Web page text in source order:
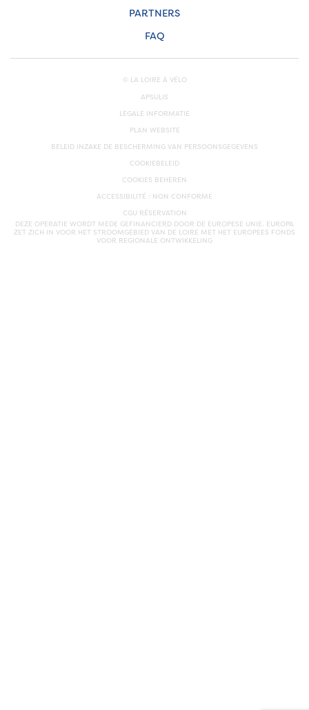
PARTNERS
FAQ
© LA LOIRE À VÉLO
APSULIS
LEGALE INFORMATIE
PLAN WEBSITE
BELEID INZAKE DE BESCHERMING VAN PERSOONSGEGEVENS
COOKIEBELEID
COOKIES BEHEREN
ACCESSIBILITÉ : NON CONFORME
CGU RÉSERVATION
DEZE OPERATIE WORDT MEDE GEFINANCIERD DOOR DE EUROPESE UNIE. EUROPA
ZET ZICH IN VOOR HET STROOMGEBIED VAN DE LOIRE MET HET EUROPEES FONDS
VOOR REGIONALE ONTWIKKELING